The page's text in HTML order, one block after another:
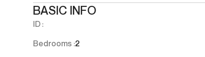
BASIC INFO
ID :
Bedrooms :2